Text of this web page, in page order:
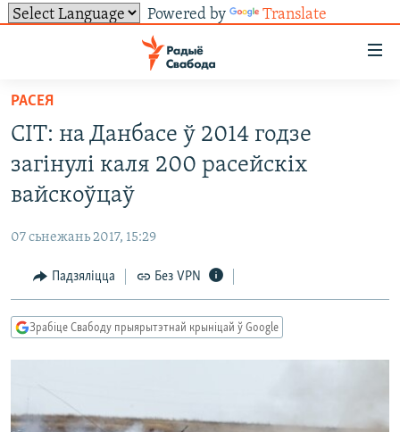
Powered by Translate
ўнівэрсальнага
доступу
Перайсьці
да
галоўнага
зьместу
да
навігацыі
Перайсьці
да
ВІДЭА І ФОТА
ЭКАНОМІКА
ТОЛЬКІ НА СВАБОДЗЕ
ТЭСТЫ
ГІСТОРЫЯ НА СВАБОДЗЕ
ПАДКАСТЫ
СУВЯЗЬ
ПАДЗЯЛІЦЦА ІНФАРМАЦЫЯЙ
ПАДКАСТЫ
РАСЕЯ
CIT: на Данбасе ў 2014 годзе
загінулі каля 200 расейскіх
вайскоўцаў
07 сьнежань 2017, 15:29
Падзяліцца Без VPN
Зрабіце Свабоду прыярытэтнай крыніцай ў Google